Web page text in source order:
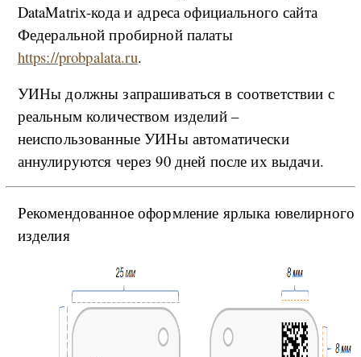
DataMatrix-кода и адреса официального сайта
Федеральной пробирной палаты
https://probpalata.ru.
УИНы должны запрашиваться в соответствии с
реальным количеством изделий –
неиспользованные УИНы автоматически
аннулируются через 90 дней после их выдачи.
Рекомендованное оформление ярлыка ювелирного
изделия